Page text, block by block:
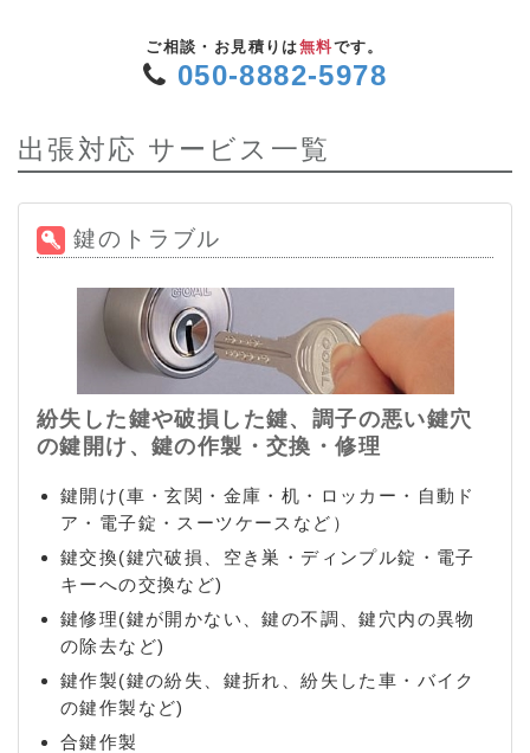
ご相談・お見積りは無料です。
050-8882-5978
出張対応 サービス一覧
鍵のトラブル
紛失した鍵や破損した鍵、調子の悪い鍵穴
の鍵開け、鍵の作製・交換・修理
鍵開け(車・玄関・金庫・机・ロッカー・自動ド
ア・電子錠・スーツケースなど）
鍵交換(鍵穴破損、空き巣・ディンプル錠・電子
キーへの交換など)
鍵修理(鍵が開かない、鍵の不調、鍵穴内の異物
の除去など)
鍵作製(鍵の紛失、鍵折れ、紛失した車・バイク
の鍵作製など)
合鍵作製